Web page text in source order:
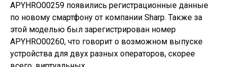
APYHRO00259 появились регистрационные данные
по новому смартфону от компании Sharp. Также за
этой моделью был зарегистрирован номер
APYHRO00260, что говорит о возможном выпуске
устройства для двух разных операторов, скорее